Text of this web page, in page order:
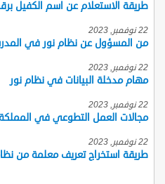
طريقة الاستعلام عن اسم الكفيل
22 نوفمبر, 2023
من المسؤول عن نظام نور في
22 نوفمبر, 2023
مهام مدخلة البيانات في نظام نور
22 نوفمبر, 2023
مجالات العمل التطوعي في المملكة
22 نوفمبر, 2023
طريقة استخراج تعريف معلمة من